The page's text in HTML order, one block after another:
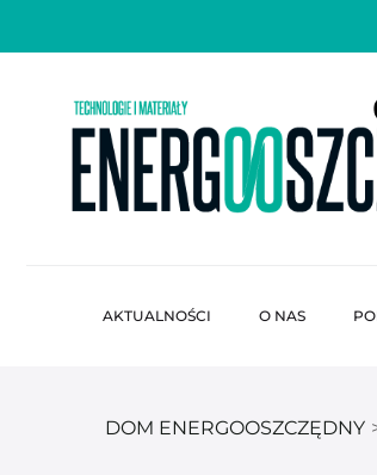
AKTUALNOŚCI O NAS
DOM ENERGOOSZCZĘDNY